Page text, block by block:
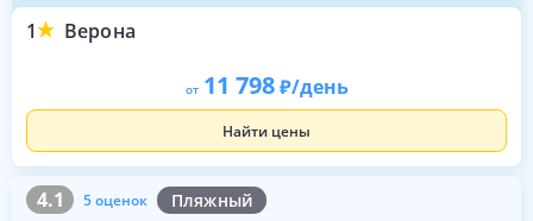
1 Верона
от 11 798 /день
Найти цены
4.1 5 оценок Пляжный
4.1 5 оценок